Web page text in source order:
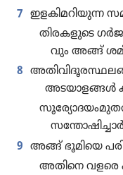
7 ഇളകിമറിയുന്ന
തിരകളുടെ
വും അങ്ങ്‌
8
അടയാ​ളങ്ങൾ
9 അങ്ങ്‌ ഭൂമിയെ
അതിനെ